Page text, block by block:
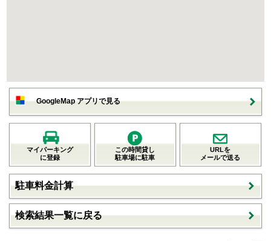
GoogleMap アプリで見る
マイパーキング
に登録
この時間貸し
駐車場に駐車
URLを
メールで送る
駐車料金計算
検索結果一覧に戻る